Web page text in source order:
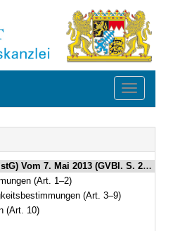
Toggle
2013 (GVBl. S. 246) BayRS 2015-1-V (Art. 1–10)
(Art. 1–2)
(Art. 3–9)
(Art. 10)